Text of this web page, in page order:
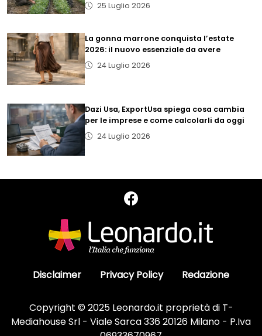
25 Luglio 2026
La gonna marrone conquista l’estate
2026: il nuovo essenziale da avere
24 Luglio 2026
Dazi Usa, ExportUsa spiega cosa cambia
per le imprese e come calcolarli da oggi
24 Luglio 2026
Disclaimer Privacy Policy Redazione
Copyright © 2025 Leonardo.it proprietà di T-
Mediahouse Srl - Viale Sarca 336 20126 Milano - P.Iva